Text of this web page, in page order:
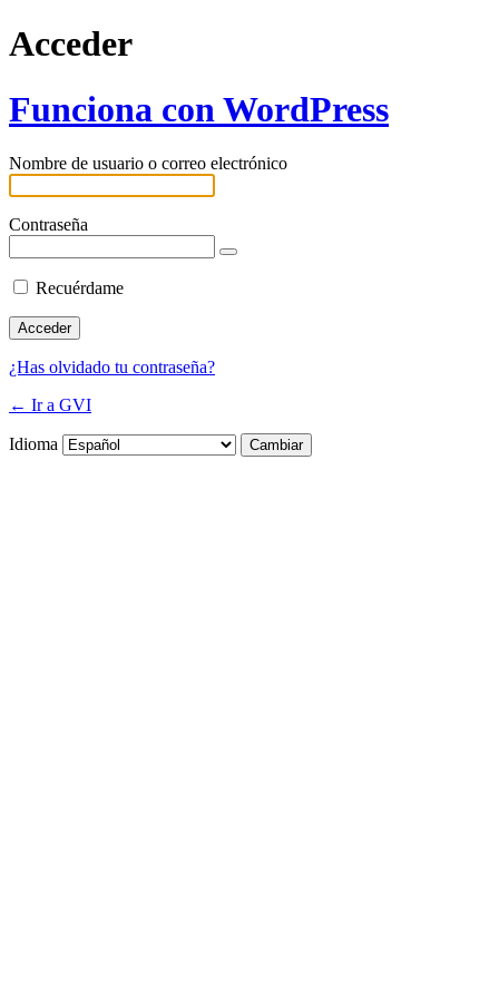
Acceder
Funciona con WordPress
Nombre de usuario o correo electrónico
Contraseña
Recuérdame
¿Has olvidado tu contraseña?
← Ir a GVI
Idioma